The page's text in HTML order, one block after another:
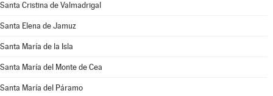
Santa Cristina de Valmadrigal
Santa Elena de Jamuz
Santa María de la Isla
Santa María del Monte de Cea
Santa María del Páramo